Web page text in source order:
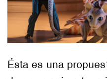
Ésta es una